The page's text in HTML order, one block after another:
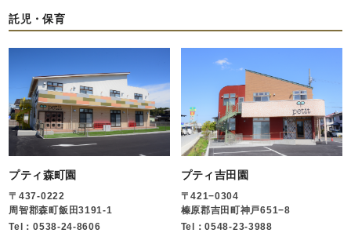
託児・保育
プティ森町園
〒437-0222
周智郡森町飯田3191-1
Tel：0538-24-8606
プティ吉田園
〒421−0304
榛原郡吉田町神戸651−8
Tel：0548-23-3988